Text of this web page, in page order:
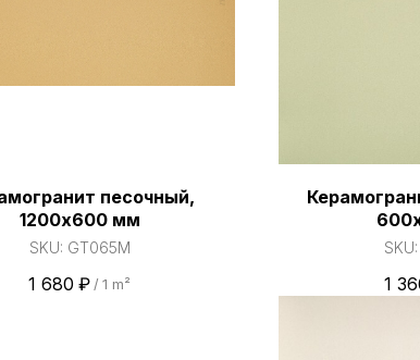
песочный,
1200х600 мм
SKU: GT065M
1 680 ₽ / 1 m²
SKU:
1